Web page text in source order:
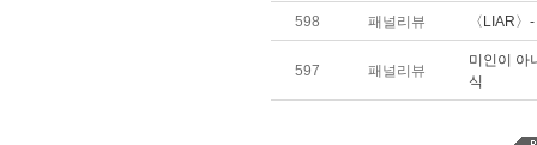
598 패널리뷰 〈LIAR
597 패널리뷰
미인이 아
식